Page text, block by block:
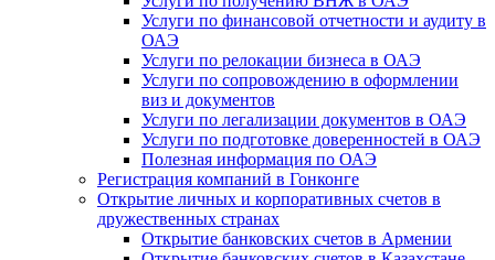
Услуги по финансовой отчетности и аудиту в
ОАЭ
Услуги по релокации бизнеса в ОАЭ
Услуги по сопровождению в оформлении
виз и документов
Услуги по легализации документов в ОАЭ
Услуги по подготовке доверенностей в ОАЭ
Полезная информация по ОАЭ
Регистрация компаний в Гонконге
Открытие личных и корпоративных счетов в
дружественных странах
Открытие банковских счетов в Армении